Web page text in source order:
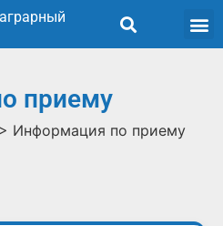
приему
> Информация по приему